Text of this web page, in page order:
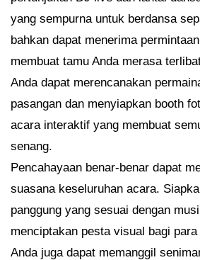
yang sempurna untuk berdansa
bahkan dapat menerima
membuat tamu Anda merasa
Anda dapat merencanakan
pasangan dan menyiapkan booth
acara interaktif yang membuat
senang.
Pencahayaan benar-benar dapat
suasana keseluruhan acara.
panggung yang sesuai dengan
menciptakan pesta visual bagi para
Anda juga dapat memanggil